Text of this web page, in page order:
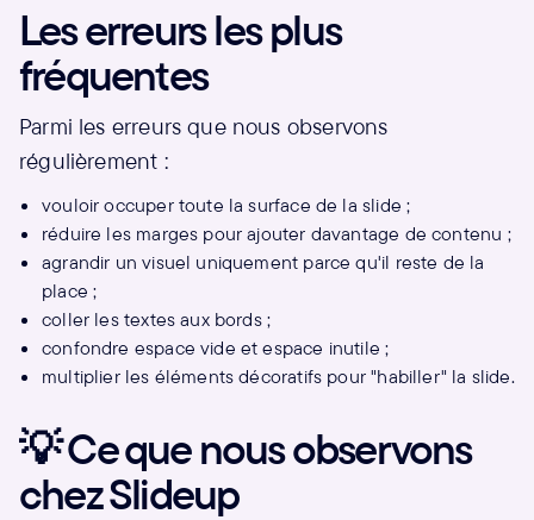
Les erreurs les plus
fréquentes
Parmi les erreurs que nous observons
régulièrement :
vouloir occuper toute la surface de la slide ;
réduire les marges pour ajouter davantage de contenu ;
agrandir un visuel uniquement parce qu'il reste de la
place ;
coller les textes aux bords ;
confondre espace vide et espace inutile ;
multiplier les éléments décoratifs pour "habiller" la slide.
💡 Ce que nous observons
chez Slideup